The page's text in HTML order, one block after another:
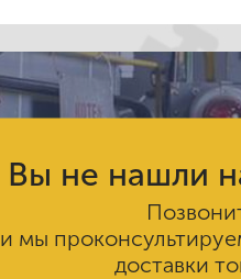
Вы не нашли
и мы
доставки